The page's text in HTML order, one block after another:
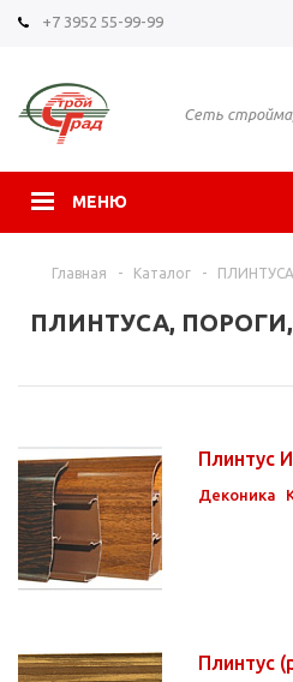
+7 3952 55-99-99
Сеть
МЕНЮ
Главная - Каталог -
ПЛИНТУСА,
Плинтус
Деконика
Плинтус